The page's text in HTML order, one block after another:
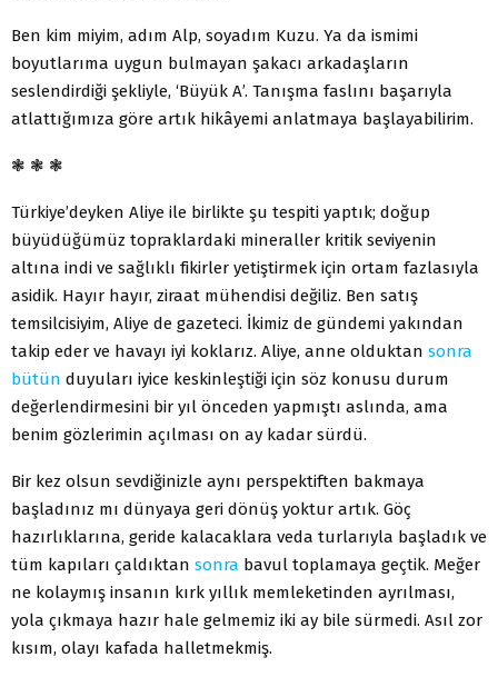
Ben kim miyim, adım Alp, soyadım Kuzu. Ya da ismimi
boyutlarıma uygun bulmayan şakacı arkadaşların
seslendirdiği şekliyle, ‘Büyük A’. Tanışma faslını başarıyla
atlattığımıza göre artık hikâyemi anlatmaya başlayabilirim.
❃ ❃ ❃
Türkiye’deyken Aliye ile birlikte şu tespiti yaptık; doğup
büyüdüğümüz topraklardaki mineraller kritik seviyenin
altına indi ve sağlıklı fikirler yetiştirmek için ortam fazlasıyla
asidik. Hayır hayır, ziraat mühendisi değiliz. Ben satış
temsilcisiyim, Aliye de gazeteci. İkimiz de gündemi yakından
takip eder ve havayı iyi koklarız. Aliye, anne olduktan sonra
bütün duyuları iyice keskinleştiği için söz konusu durum
değerlendirmesini bir yıl önceden yapmıştı aslında, ama
benim gözlerimin açılması on ay kadar sürdü.
Bir kez olsun sevdiğinizle aynı perspektiften bakmaya
başladınız mı dünyaya geri dönüş yoktur artık. Göç
hazırlıklarına, geride kalacaklara veda turlarıyla başladık ve
tüm kapıları çaldıktan sonra bavul toplamaya geçtik. Meğer
ne kolaymış insanın kırk yıllık memleketinden ayrılması,
yola çıkmaya hazır hale gelmemiz iki ay bile sürmedi. Asıl zor
kısım, olayı kafada halletmekmiş.